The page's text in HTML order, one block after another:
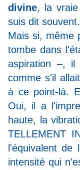
divine, la
suis dit souvent.
Mais si, même
tombe dans
aspiration –, il
comme s'il
à ce point-là.
Oui, il a
haute, la
TELLEMENT
l'équivalent de
intensité qui